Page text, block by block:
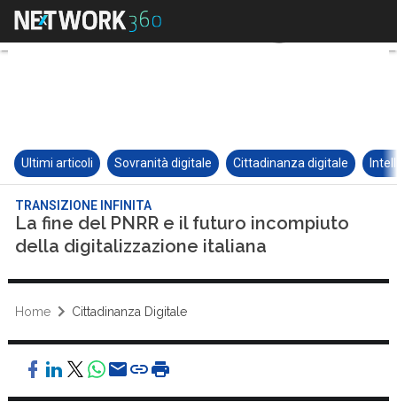
Ultimi articoli Sovranità digitale Cittadinanza digitale
TRANSIZIONE INFINITA
La fine del PNRR e il futuro incompiuto
della digitalizzazione italiana
Home Cittadinanza Digitale